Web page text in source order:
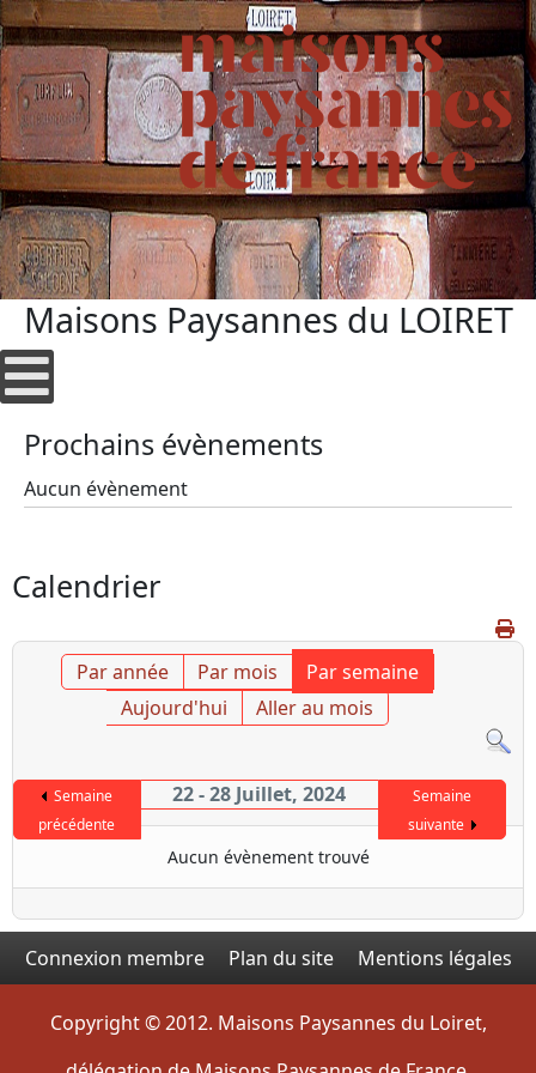
Maisons Paysannes du LOIRET
Prochains évènements
Aucun évènement
Calendrier
Par année Par mois
Par semaine
Aujourd'hui
Aller au mois
Semaine
précédente
22 - 28 Juillet, 2024
Semaine
suivante
Aucun évènement trouvé
Connexion membre Plan du site Mentions légales
Copyright © 2012. Maisons Paysannes du Loiret,